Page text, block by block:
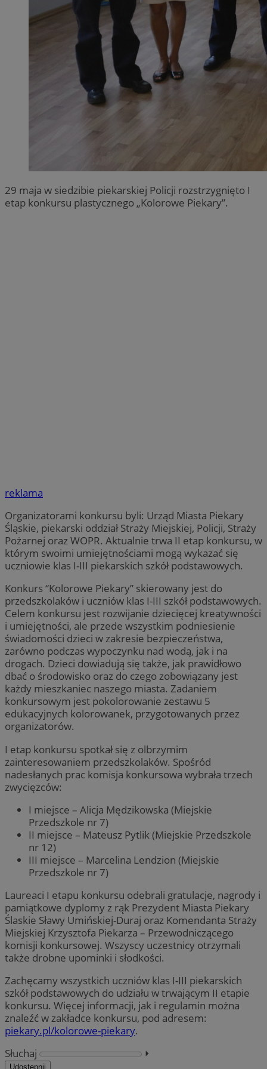
29 maja w siedzibie piekarskiej Policji rozstrzygnięto I
etap konkursu plastycznego „Kolorowe Piekary”.
reklama
Organizatorami konkursu byli: Urząd Miasta Piekary
Śląskie, piekarski oddział Straży Miejskiej, Policji, Straży
Pożarnej oraz WOPR. Aktualnie trwa II etap konkursu, w
którym swoimi umiejętnościami mogą wykazać się
uczniowie klas I-III piekarskich szkół podstawowych.
Konkurs “Kolorowe Piekary” skierowany jest do
przedszkolaków i uczniów klas I-III szkół podstawowych.
Celem konkursu jest rozwijanie dziecięcej kreatywności
i umiejętności, ale przede wszystkim podniesienie
świadomości dzieci w zakresie bezpieczeństwa,
zarówno podczas wypoczynku nad wodą, jak i na
drogach. Dzieci dowiadują się także, jak prawidłowo
dbać o środowisko oraz do czego zobowiązany jest
każdy mieszkaniec naszego miasta. Zadaniem
konkursowym jest pokolorowanie zestawu 5
edukacyjnych kolorowanek, przygotowanych przez
organizatorów.
I etap konkursu spotkał się z olbrzymim
zainteresowaniem przedszkolaków. Spośród
nadesłanych prac komisja konkursowa wybrała trzech
zwycięzców:
I miejsce – Alicja Mędzikowska (Miejskie
Przedszkole nr 7)
II miejsce – Mateusz Pytlik (Miejskie Przedszkole
nr 12)
III miejsce – Marcelina Lendzion (Miejskie
Przedszkole nr 7)
Laureaci I etapu konkursu odebrali gratulacje, nagrody i
pamiątkowe dyplomy z rąk Prezydent Miasta Piekary
Ślaskie Sławy Umińskiej-Duraj oraz Komendanta Straży
Miejskiej Krzysztofa Piekarza – Przewodniczącego
komisji konkursowej. Wszyscy uczestnicy otrzymali
także drobne upominki i słodkości.
Zachęcamy wszystkich uczniów klas I-III piekarskich
szkół podstawowych do udziału w trwającym II etapie
konkursu. Więcej informacji, jak i regulamin można
znaleźć w zakładce konkursu, pod adresem:
piekary.pl/kolorowe-piekary.
Słuchaj
⏵︎
Udostępnij